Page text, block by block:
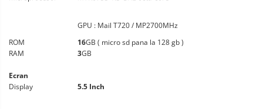
GPU : Mail T720 / MP2700MHz
ROM
16GB ( micro sd pana la 128 gb )
RAM
3GB
Ecran
Display
5.5 Inch